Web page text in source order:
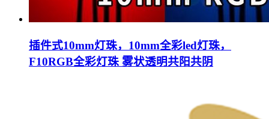
插件式10mm灯珠，10mm全彩led灯珠，
F10RGB全彩灯珠 雾状透明共阳共阴